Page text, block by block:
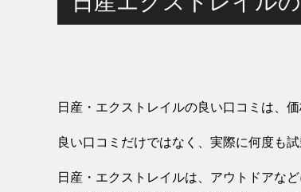
日産・エクストレイルの良い口コミは、
良い口コミだけではなく、実際に何度も
日産・エクストレイルは、アウトドアな